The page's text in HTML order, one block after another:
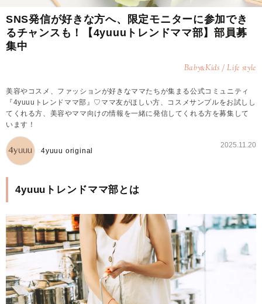
SNS発信が好きな方へ、限定モニターに参加でき
るチャンスも！【4yuuuトレンドママ部】部員募
集中
Baby&Kids / Life style
美容やコスメ、ファッションが好きなママたちが集まる公式コミュニティ
『4yuuuトレンドママ部』♡ママ友がほしい方、コスメサンプルをお試しし
てくれる方、美容やママ向けの情報を一緒に発信してくれる方を募集して
います！
4yuuu original
2025.11.20
4yuuuトレンドママ部とは